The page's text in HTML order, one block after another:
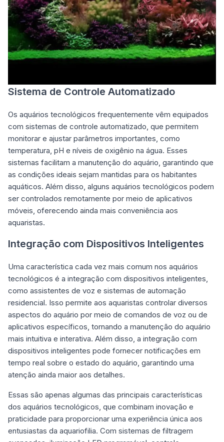
Sistema de Controle Automatizado
Os aquários tecnológicos frequentemente vêm equipados
com sistemas de controle automatizado, que permitem
monitorar e ajustar parâmetros importantes, como
temperatura, pH e níveis de oxigênio na água. Esses
sistemas facilitam a manutenção do aquário, garantindo que
as condições ideais sejam mantidas para os habitantes
aquáticos. Além disso, alguns aquários tecnológicos podem
ser controlados remotamente por meio de aplicativos
móveis, oferecendo ainda mais conveniência aos
aquaristas.
Integração com Dispositivos Inteligentes
Uma característica cada vez mais comum nos aquários
tecnológicos é a integração com dispositivos inteligentes,
como assistentes de voz e sistemas de automação
residencial. Isso permite aos aquaristas controlar diversos
aspectos do aquário por meio de comandos de voz ou de
aplicativos específicos, tornando a manutenção do aquário
mais intuitiva e interativa. Além disso, a integração com
dispositivos inteligentes pode fornecer notificações em
tempo real sobre o estado do aquário, garantindo uma
atenção ainda maior aos detalhes.
Essas são apenas algumas das principais características
dos aquários tecnológicos, que combinam inovação e
praticidade para proporcionar uma experiência única aos
entusiastas da aquariofilia. Com sistemas de filtragem